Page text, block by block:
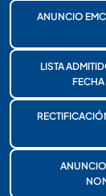
ANUNCIO
LISTA
ANUNCIO